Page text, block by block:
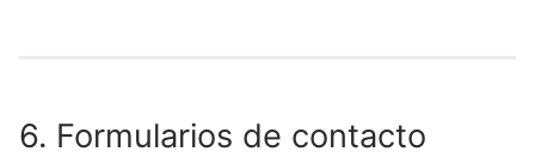
6. Formularios de contacto